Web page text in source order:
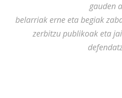
gauden
belarriak erne eta begiak
zerbitzu publikoak eta